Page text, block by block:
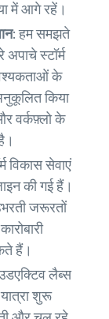
में आगे रहें।
हम समझते
अपाचे स्टॉर्म
के
किया
वर्कफ़्लो के
विकास सेवाएं
की गई हैं।
जरूरतों
हैं।
लैब्स
शुरू